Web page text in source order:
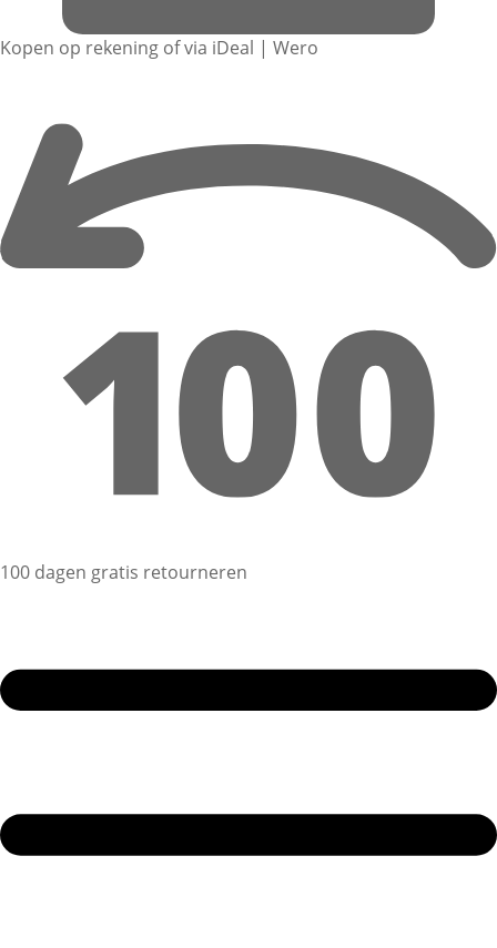
Kopen op rekening of via iDeal | Wero
100 dagen gratis retourneren